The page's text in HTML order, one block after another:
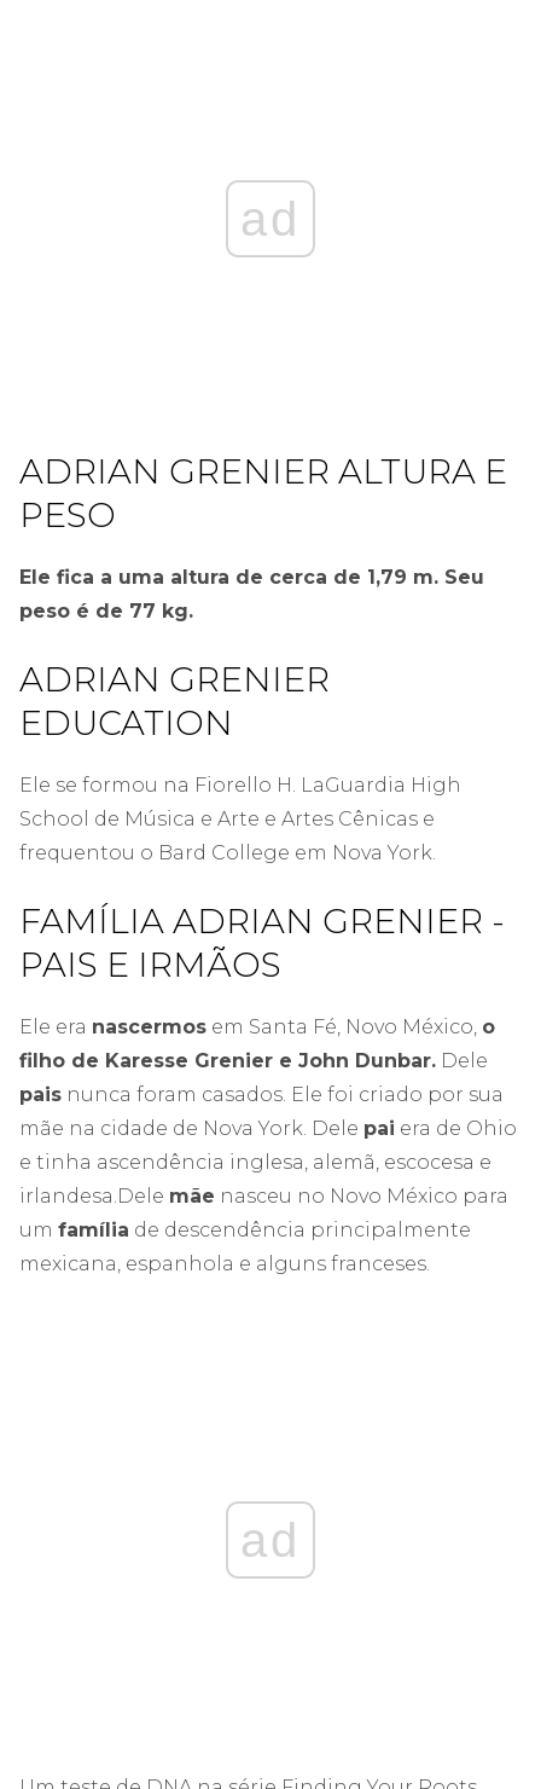
ad
ADRIAN GRENIER ALTURA E
PESO
Ele fica a uma altura de cerca de 1,79 m. Seu
peso é de 77 kg.
ADRIAN GRENIER
EDUCATION
Ele se formou na Fiorello H. LaGuardia High
School de Música e Arte e Artes Cênicas e
frequentou o Bard College em Nova York.
FAMÍLIA ADRIAN GRENIER -
PAIS E IRMÃOS
Ele era nascermos em Santa Fé, Novo México, o
filho de Karesse Grenier e John Dunbar. Dele
pais nunca foram casados. Ele foi criado por sua
mãe na cidade de Nova York. Dele pai era de Ohio
e tinha ascendência inglesa, alemã, escocesa e
irlandesa. Dele mãe nasceu no Novo México para
um família de descendência principalmente
mexicana, espanhola e alguns franceses.
ad